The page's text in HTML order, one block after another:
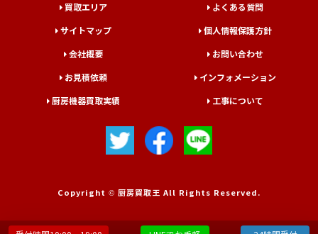
買取エリア
よくある質問
サイトマップ
個人情報保護方針
会社概要
お問い合わせ
お見積依頼
インフォメーション
厨房機器買取実績
工事について
Copyright © 厨房買取王 All Rights Reserved.